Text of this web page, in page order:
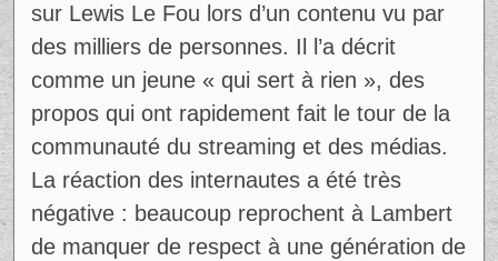
sur Lewis Le Fou lors d’un contenu vu par
des milliers de personnes. Il l’a décrit
comme un jeune « qui sert à rien », des
propos qui ont rapidement fait le tour de la
communauté du streaming et des médias.
La réaction des internautes a été très
négative : beaucoup reprochent à Lambert
de manquer de respect à une génération de